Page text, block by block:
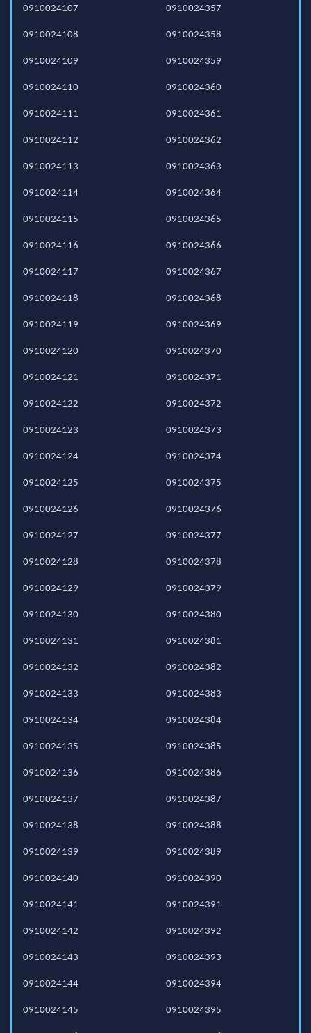
0910024107
0910024108
0910024109
0910024110
0910024111
0910024112
0910024113
0910024114
0910024115
0910024116
0910024117
0910024118
0910024119
0910024120
0910024121
0910024122
0910024123
0910024124
0910024125
0910024126
0910024127
0910024128
0910024129
0910024130
0910024131
0910024132
0910024133
0910024134
0910024135
0910024136
0910024137
0910024138
0910024139
0910024140
0910024141
0910024142
0910024143
0910024144
0910024145
0910024357
0910024358
0910024359
0910024360
0910024361
0910024362
0910024363
0910024364
0910024365
0910024366
0910024367
0910024368
0910024369
0910024370
0910024371
0910024372
0910024373
0910024374
0910024375
0910024376
0910024377
0910024378
0910024379
0910024380
0910024381
0910024382
0910024383
0910024384
0910024385
0910024386
0910024387
0910024388
0910024389
0910024390
0910024391
0910024392
0910024393
0910024394
0910024395